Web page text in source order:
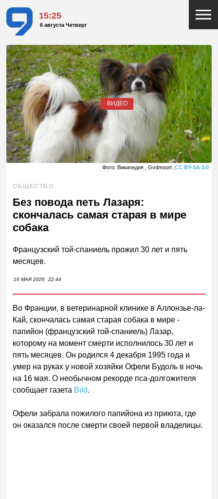
15:25
6 августа Четверг
ВИДЕО
Фото: Википедия , Gvdmoort , CC BY-SA 3.0
ОБЩЕСТВО
Без повода петь Лазаря:
скончалась самая старая в мире
собака
Французский той-спаниель прожил 30 лет и пять
месяцев.
16 МАЯ 2026 22:44
Во Франции, в ветеринарной клинике в Аллонзье-ла-
Кай, скончалась самая старая собака в мире -
папийон (французский той-спаниель) Лазар,
которому на момент смерти исполнилось 30 лет и
пять месяцев. Он родился 4 декабря 1995 года и
умер на руках у новой хозяйки Офели Будоль в ночь
на 16 мая. О необычном рекорде пса-долгожителя
сообщает газета Bild.
Офели забрала пожилого папийона из приюта, где
он оказался после смерти своей первой владелицы.